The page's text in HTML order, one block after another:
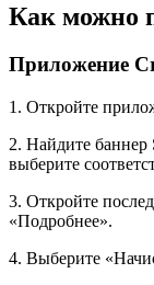
Как можно
Приложение
1. Откройте
2. Найдите баннер
выберите
3. Откройте
«Подробнее».
4. Выберите